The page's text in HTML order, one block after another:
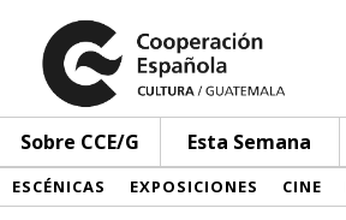
Sobre CCE/G Esta Semana
ESCÉNICAS EXPOSICIONES CINE